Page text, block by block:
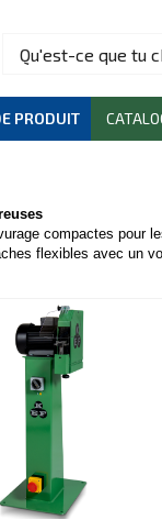
PRODUIT
compactes pour
flexibles avec un